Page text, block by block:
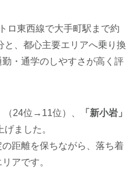
ロ東西線で大手町駅まで約
と、都心主要エリアへ乗り換
・通学のしやすさが高く評
（24位→11位）、
「新小岩」
ました。
距離を保ちながら、落ち着
アです。